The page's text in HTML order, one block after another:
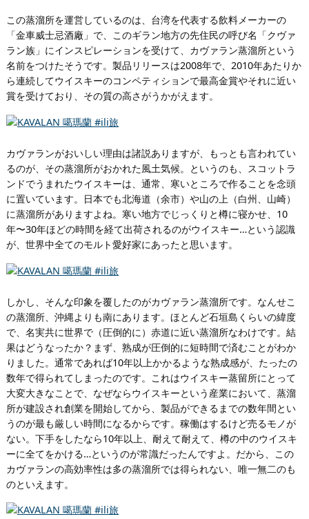
この蒸溜所を運営しているのは、台湾を代表する飲料メーカーの
「金車威士忌酒廠」で、このギラン地方の先住民の呼び名「クヴァ
ラン族」にインスピレーションを受けて、カヴァラン蒸溜所という
名前をつけたそうです。製品リリースは2008年で、2010年あたりか
ら連続してウイスキーのコンペティションで最高金賞やそれに近い
賞を受けており、その質の高さがうかがえます。
カヴァランがおいしい理由は諸説ありますが、もっとも言われてい
るのが、その蒸溜所がおかれた風土気候。というのも、スコットラ
ンドでうまれたウイスキーは、通常、寒いところで作ることを念頭
に置いています。日本でも北海道（余市）や山の上（白州、山崎）
に蒸溜所がありますよね。寒い地方でじっくりと樽に寝かせ、10
年〜30年ほどの時間を経て出荷されるのがウイスキー…という認識
が、世界中全てのモルト愛好家にあったと思います。
しかし、そんな印象を覆したのがカヴァラン蒸溜所です。なんせこ
の蒸溜所、沖縄よりも南にあります。ほとんど石垣島くらいの緯度
で、名実共に世界で（圧倒的に）赤道に近い蒸溜所なわけです。結
果はどうなったか？まず、熟成が圧倒的に短時間で済むことがわか
りました。通常であれば10年以上かかるような熟成感が、たったの
数年で得られてしまったのです。これはウイスキー蒸留所にとって
大変大きなことで、なぜならウイスキーという産業において、蒸溜
所が建設され創業を開始してから、製品ができるまでの数年間とい
うのが最も厳しい時間になるからです。稼働はするけど売るモノが
ない。下手をしたなら10年以上、耐えて耐えて、樽の中のウイスキ
ーに全てをかける…というのが常識だったんですよ。だから、この
カヴァランの高効率性は多の蒸溜所では得られない、唯一無二のも
のといえます。